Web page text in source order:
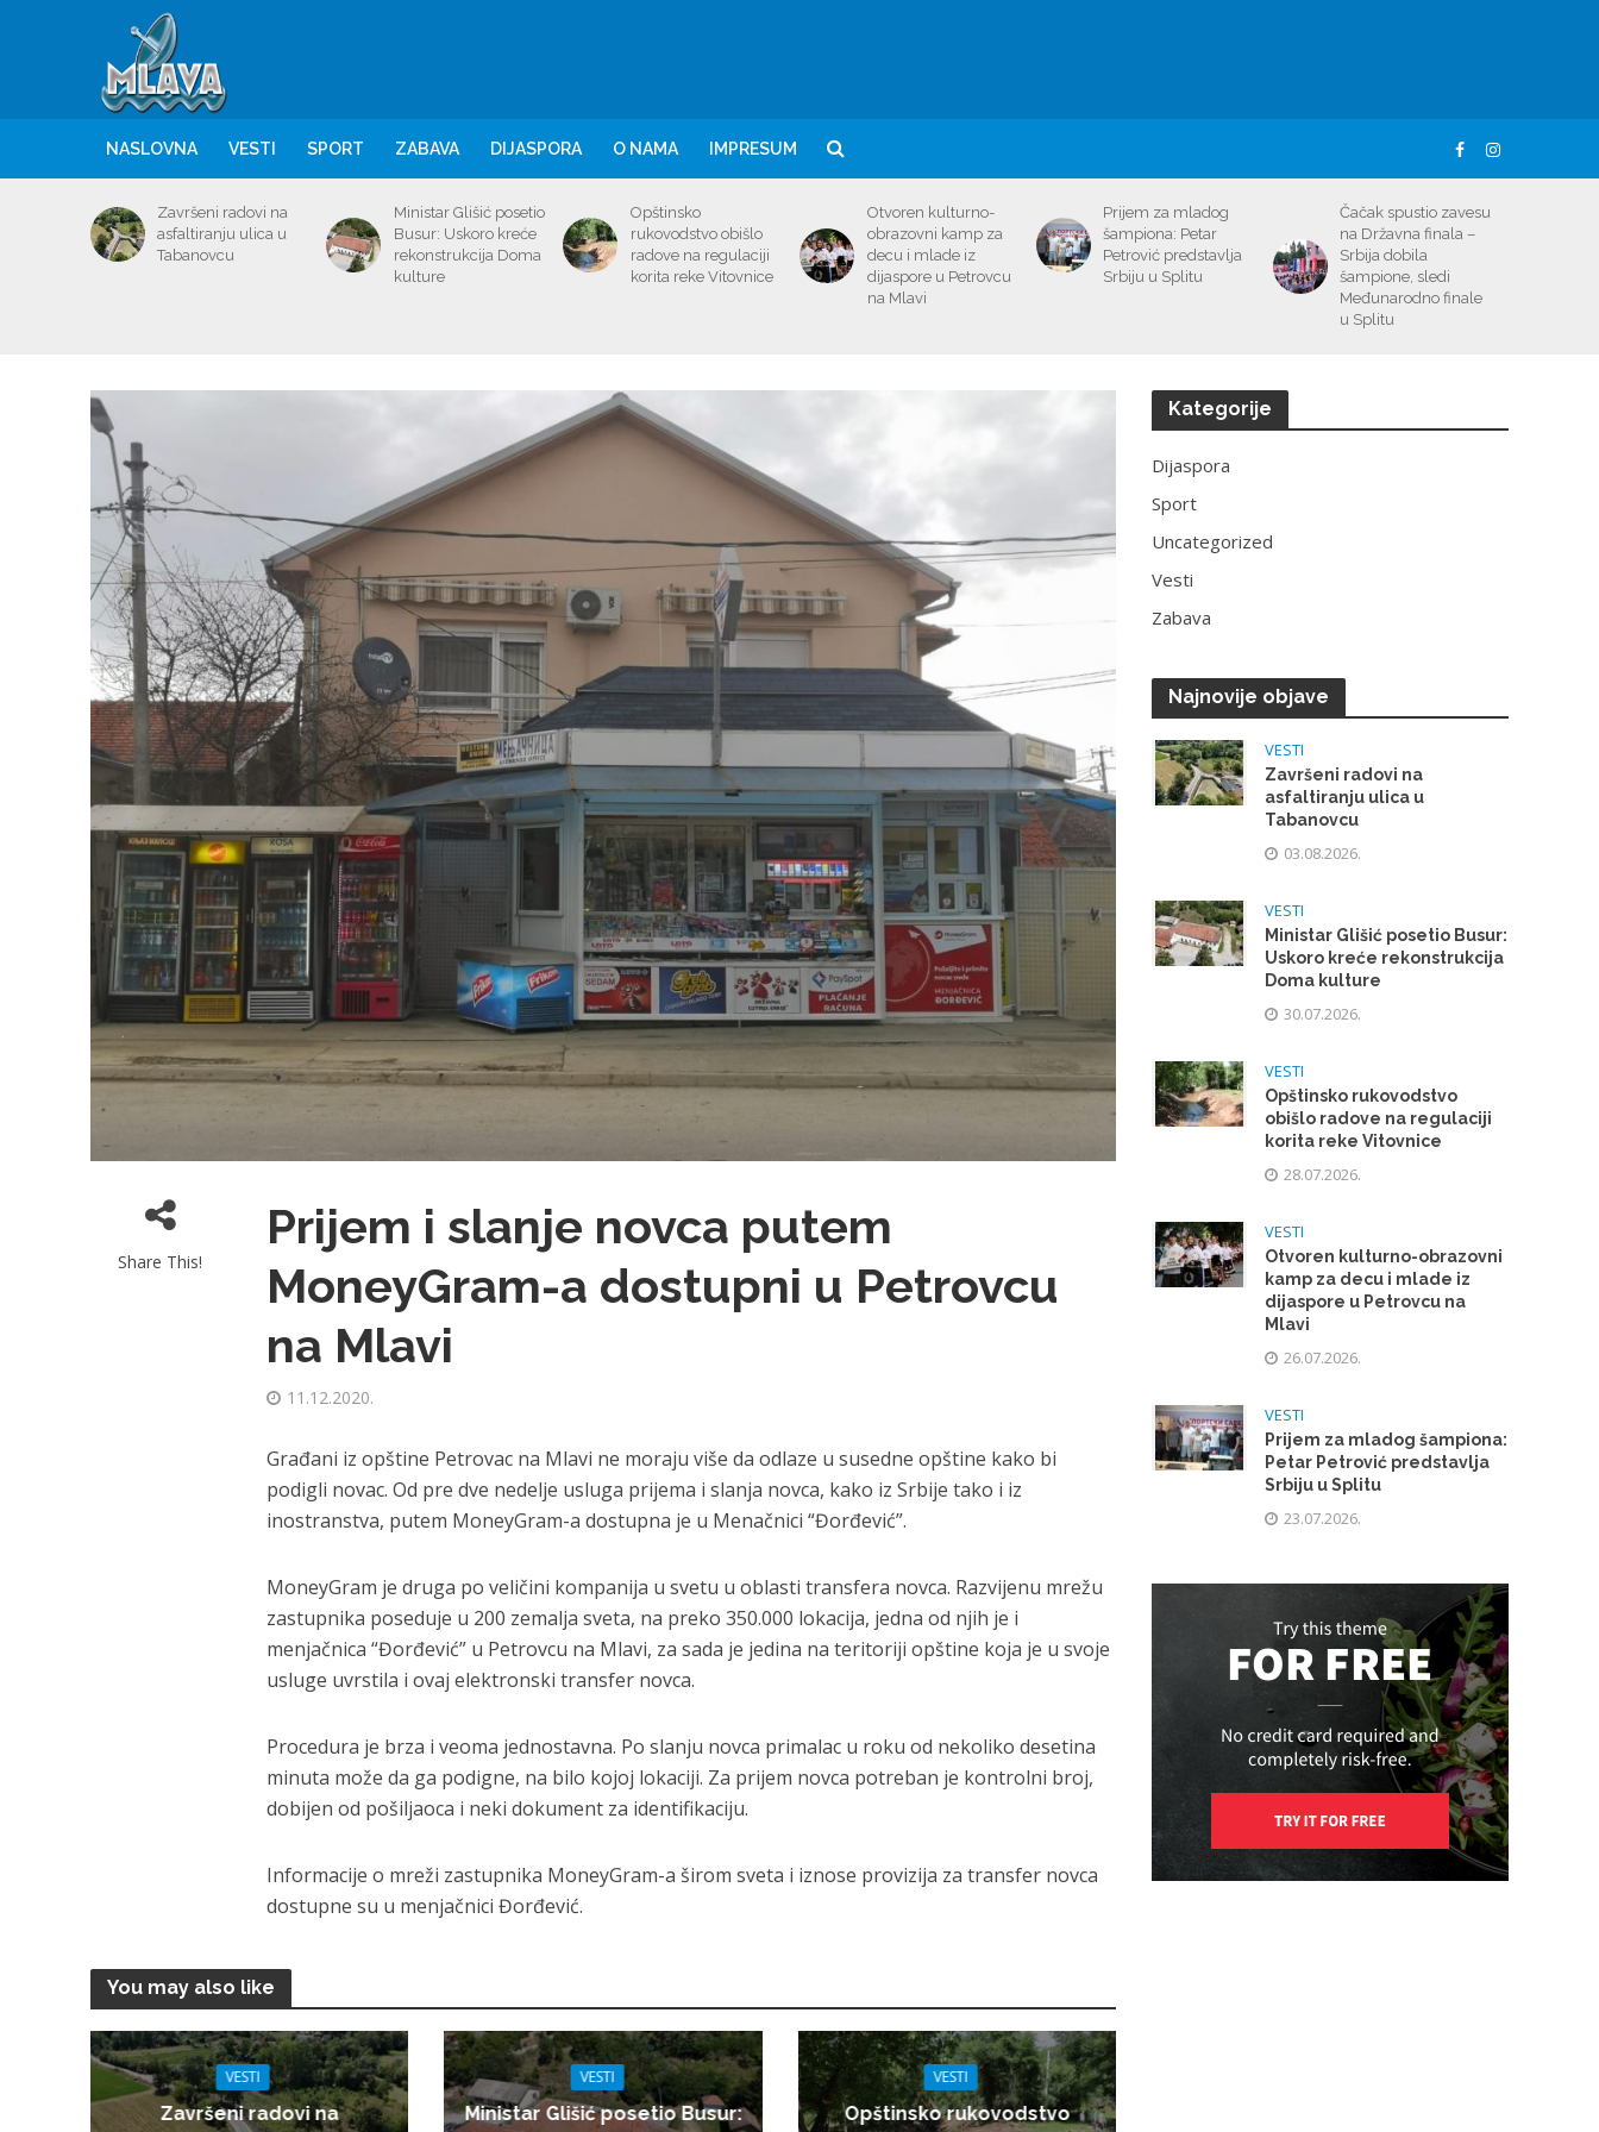
NASLOVNA VESTI SPORT ZABAVA DIJASPORA O NAMA IMPRESUM
Završeni radovi na
asfaltiranju ulica u
Tabanovcu
Ministar Glišić posetio
Busur: Uskoro kreće
rekonstrukcija Doma
kulture
Opštinsko
rukovodstvo obišlo
radove na regulaciji
korita reke Vitovnice
Otvoren kulturno-
obrazovni kamp za
decu i mlade iz
dijaspore u Petrovcu
na Mlavi
Prijem za mladog
šampiona: Petar
Petrović predstavlja
Srbiju u Splitu
Čačak spustio zavesu
na Državna finala –
Srbija dobila
šampione, sledi
Međunarodno finale
u Splitu
Share This!
Prijem i slanje novca putem
MoneyGram-a dostupni u Petrovcu
na Mlavi
11.12.2020.
Građani iz opštine Petrovac na Mlavi ne moraju više da odlaze u susedne opštine kako bi
podigli novac. Od pre dve nedelje usluga prijema i slanja novca, kako iz Srbije tako i iz
inostranstva, putem MoneyGram-a dostupna je u Menačnici “Đorđević”.
MoneyGram je druga po veličini kompanija u svetu u oblasti transfera novca. Razvijenu mrežu
zastupnika poseduje u 200 zemalja sveta, na preko 350.000 lokacija, jedna od njih je i
menjačnica “Đorđević” u Petrovcu na Mlavi, za sada je jedina na teritoriji opštine koja je u svoje
usluge uvrstila i ovaj elektronski transfer novca.
Procedura je brza i veoma jednostavna. Po slanju novca primalac u roku od nekoliko desetina
minuta može da ga podigne, na bilo kojoj lokaciji. Za prijem novca potreban je kontrolni broj,
dobijen od pošiljaoca i neki dokument za identifikaciju.
Informacije o mreži zastupnika MoneyGram-a širom sveta i iznose provizija za transfer novca
dostupne su u menjačnici Đorđević.
You may also like
VESTI
Završeni radovi na
VESTI
Ministar Glišić posetio Busur:
VESTI
Opštinsko rukovodstvo
Kategorije
Dijaspora
Sport
Uncategorized
Vesti
Zabava
Najnovije objave
VESTI
Završeni radovi na
asfaltiranju ulica u
Tabanovcu
03.08.2026.
VESTI
Ministar Glišić posetio Busur:
Uskoro kreće rekonstrukcija
Doma kulture
30.07.2026.
VESTI
Opštinsko rukovodstvo
obišlo radove na regulaciji
korita reke Vitovnice
28.07.2026.
VESTI
Otvoren kulturno-obrazovni
kamp za decu i mlade iz
dijaspore u Petrovcu na
Mlavi
26.07.2026.
VESTI
Prijem za mladog šampiona:
Petar Petrović predstavlja
Srbiju u Splitu
23.07.2026.